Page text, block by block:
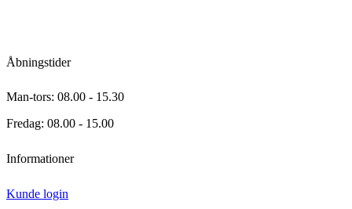
Åbningstider
Man-tors: 08.00 - 15.30
Fredag: 08.00 - 15.00
Informationer
Kunde login